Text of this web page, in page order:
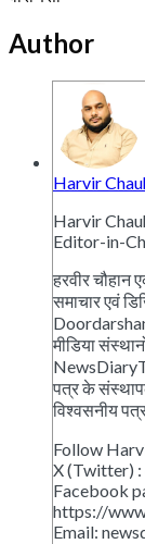
Author
Harvir
Harvir
Editor-in-
हरवीर चौहान
समाचार एवं
मीडिया
पत्र के
विश्वसनीय
Follow
X (Twitter) :
Facebook
https://
Email: